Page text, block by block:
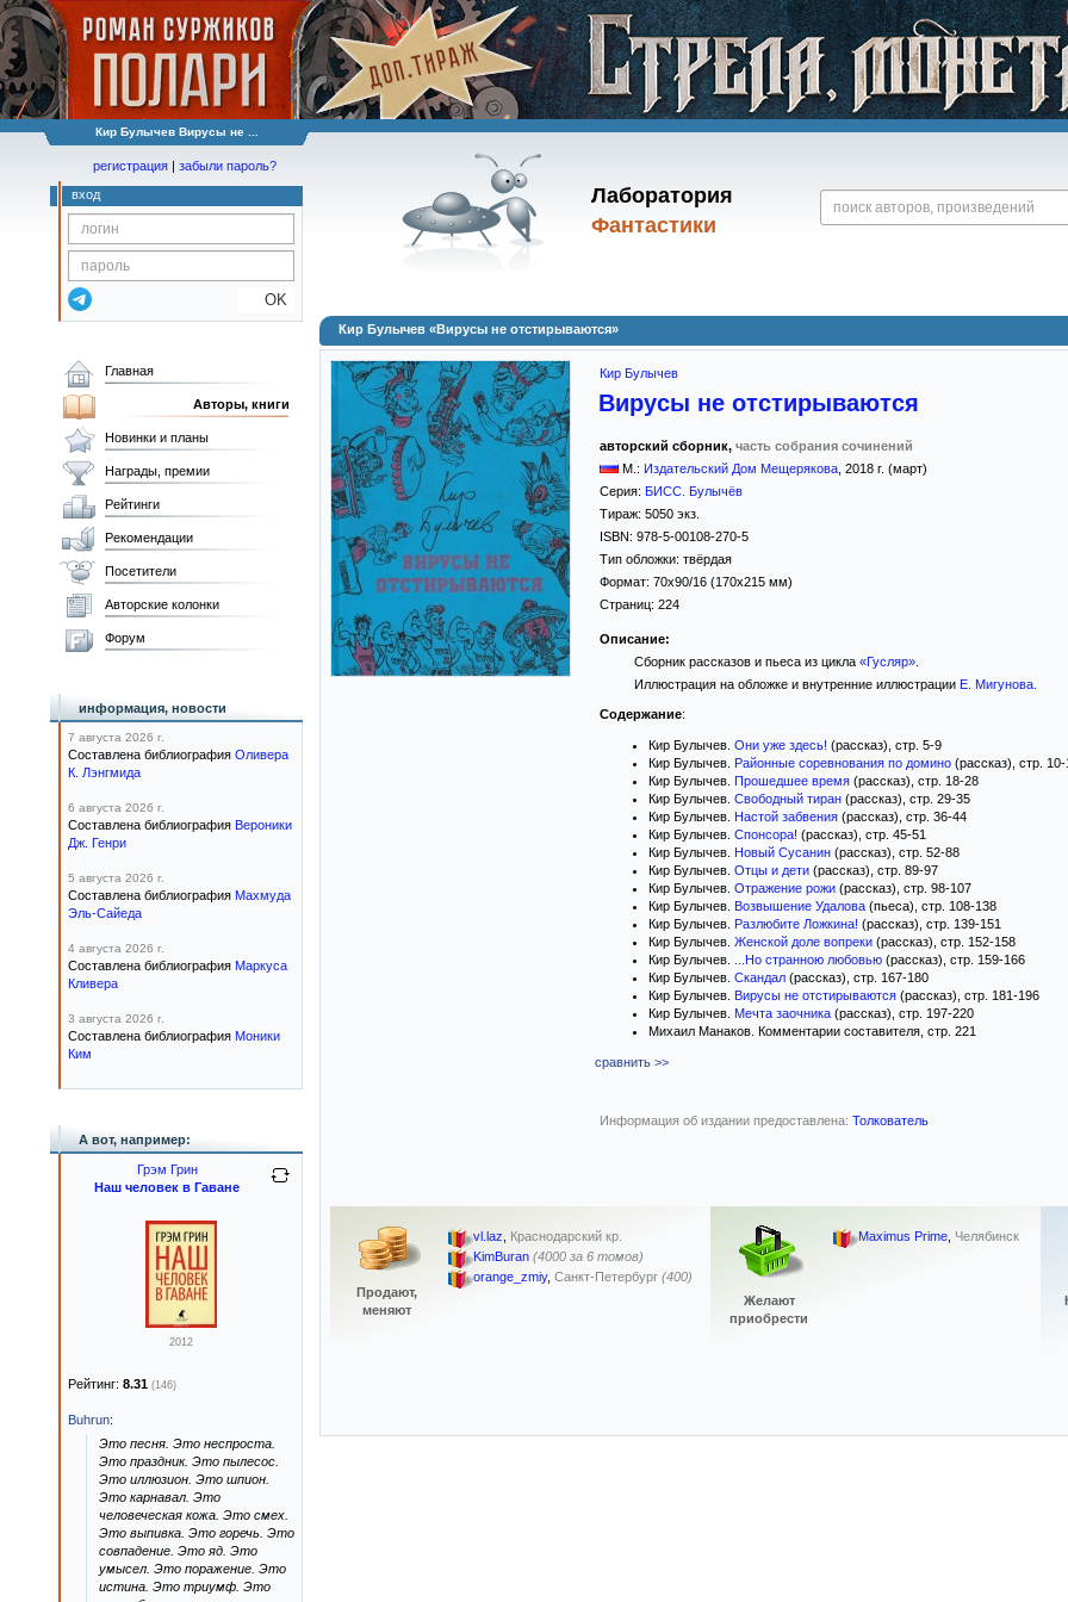
Кир Булычев Вирусы не ...
Лаборатория
Фантастики
регистрация | забыли пароль?
вход
OK
Кир Булычев «Вирусы не отстирываются»
Кир Булычев
Вирусы не отстирываются
авторский сборник, часть собрания сочинений
М.: Издательский Дом Мещерякова 2018 г. (март)
Серия: БИСС. Булычёв
Тираж: 5050 экз.
ISBN: 978-5-00108-270-5
Тип обложки: твёрдая
Формат: 70x90/16 (170x215 мм)
Страниц: 224
Описание:
Сборник рассказов и пьеса из цикла «Гусляр».
Иллюстрация на обложке и внутренние иллюстрации Е. Мигунова.
Содержание:
Кир Булычев. Они уже здесь! (рассказ), стр. 5-9
Кир Булычев. Районные соревнования по домино (рассказ), стр. 10-
Кир Булычев. Прошедшее время (рассказ), стр. 18-28
Кир Булычев. Свободный тиран (рассказ), стр. 29-35
Кир Булычев. Настой забвения (рассказ), стр. 36-44
Кир Булычев. Спонсора! (рассказ), стр. 45-51
Кир Булычев. Новый Сусанин (рассказ), стр. 52-88
Кир Булычев. Отцы и дети (рассказ), стр. 89-97
Кир Булычев. Отражение рожи (рассказ), стр. 98-107
Кир Булычев. Возвышение Удалова (пьеса), стр. 108-138
Кир Булычев. Разлюбите Ложкина! (рассказ), стр. 139-151
Кир Булычев. Женской доле вопреки (рассказ), стр. 152-158
Кир Булычев.
...Но странною любовью (рассказ), стр. 159-166
Кир Булычев. Скандал (рассказ), стр. 167-180
Кир Булычев. Вирусы не отстирываются (рассказ), стр. 181-196
Кир Булычев. Мечта заочника (рассказ), стр. 197-220
Михаил Манаков. Комментарии составителя, стр. 221
сравнить >>
Информация об издании предоставлена: Толкователь
Продают,
меняют
vl.laz, Краснодарский кр.
KimBuran (4000 за 6 томов)
orange_zmiy, Санкт-Петербург (400)
Желают
приобрести
Maximus Prime, Челябинск
Главная
Авторы, книги
Новинки и планы
Награды, премии
Рейтинги
Рекомендации
Посетители
Авторские колонки
Форум
информация, новости
7 августа 2026 г.
Составлена библиография Оливера
К. Лэнгмида
6 августа 2026 г.
Составлена библиография Вероники
Дж. Генри
5 августа 2026 г.
Составлена библиография Махмуда
Эль-Сайеда
4 августа 2026 г.
Составлена библиография Маркуса
Кливера
3 августа 2026 г.
Составлена библиография Моники
Ким
А вот, например:
Грэм Грин
Наш человек в Гаване
2012
Рейтинг: 8.31 (146)
Buhrun:
Это песня. Это неспроста.
Это праздник. Это пылесос.
Это иллюзион. Это шпион.
Это карнавал. Это
человеческая кожа. Это смех.
Это выпивка. Это горечь. Это
совпадение. Это яд. Это
умысел. Это поражение. Это
истина. Это триумф. Это